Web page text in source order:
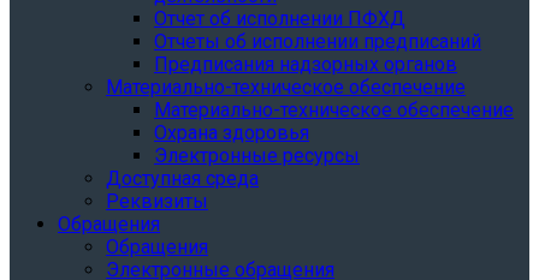
Отчет об исполнении ПФХД
Отчеты об исполнении предписаний
Предписания надзорных органов
Материально-техническое обеспечение
Материально-техническое обеспечение
Охрана здоровья
Электронные ресурсы
Доступная среда
Реквизиты
Обращения
Обращения
Электронные обращения